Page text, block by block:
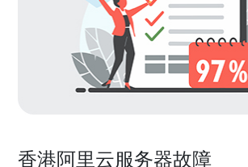
香港阿里云服务器故障